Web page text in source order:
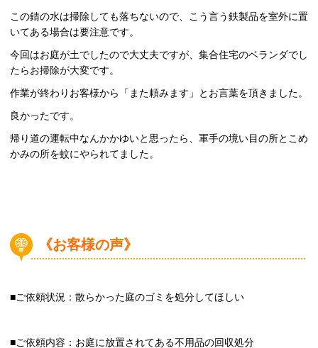
この錆の水は掃除しても落ちないので、こう言う鉄製品を室外に置
いてある場合は要注意です。
今回はお庭が土でしたので大丈夫ですが、集合住宅のベランダでし
たらお掃除が大変です。
作業が終わりお客様から「また頼みます」とお言葉を頂きました。
良かったです。
帰り道の運転中なんかかゆいと思ったら、軍手の境い目の所とこめ
かみの所を蚊にやられてました。
《お客様の声》
■ご依頼状況：散らかった庭のゴミを処分してほしい
■ご依頼内容：お庭に放置されてある不用品の回収処分